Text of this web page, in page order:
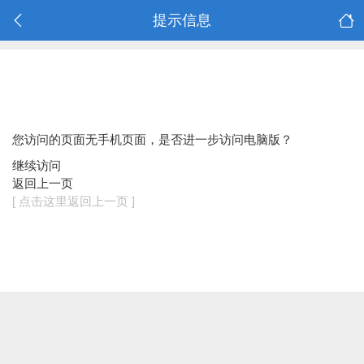
提示信息
您访问的页面无手机页面，是否进一步访问电脑版？
继续访问
返回上一页
[ 点击这里返回上一页 ]